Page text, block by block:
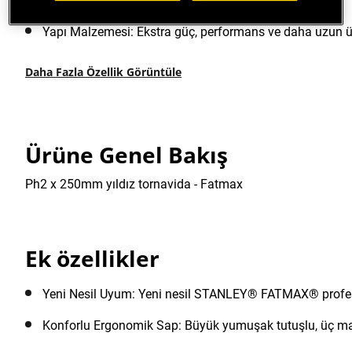
Yapı Malzemesi: Ekstra güç, performans ve daha uzun
Daha Fazla Özellik Görüntüle
Ürüne Genel Bakış
Ph2 x 250mm yıldız tornavida - Fatmax
Ek özellikler
Yeni Nesil Uyum: Yeni nesil STANLEY® FATMAX®
Konforlu Ergonomik Sap: Büyük yumuşak tutuşlu, üç